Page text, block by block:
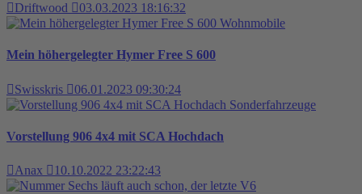
Driftwood
03.03.2023 18:16:32
Wohnmobile
Mein höhergelegter Hymer Free S 600
Swisskris
06.01.2023 09:30:24
Sonderfahrzeuge
Vorstellung 906 4x4 mit SCA Hochdach
Anax 10.10.2022 23:22:43